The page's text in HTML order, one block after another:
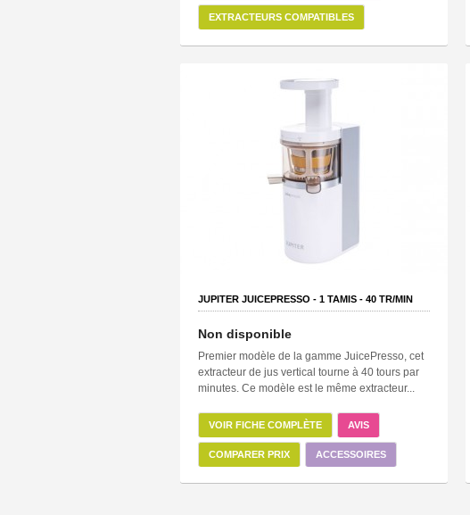
EXTRACTEURS COMPATIBLES
JUPITER JUICEPRESSO - 1 TAMIS - 40 TR/MIN
Non disponible
Premier modèle de la gamme JuicePresso, cet
extracteur de jus vertical tourne à 40 tours par
minutes. Ce modèle est le même extracteur...
VOIR FICHE COMPLÈTE AVIS
COMPARER PRIX ACCESSOIRES